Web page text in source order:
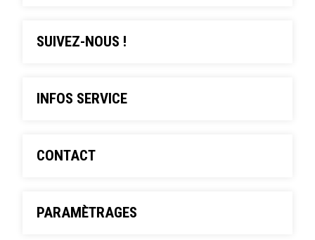
SUIVEZ-NOUS !
INFOS SERVICE
CONTACT
PARAMÈTRAGES